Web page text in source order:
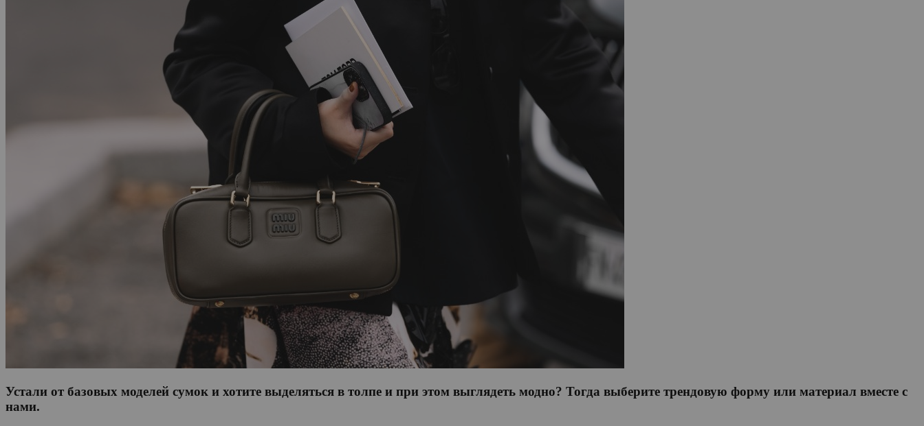
Устали от базовых моделей сумок и хотите выделяться в толпе и при этом выглядеть модно? Тогда выберите трендовую форму или материал вместе с
нами.